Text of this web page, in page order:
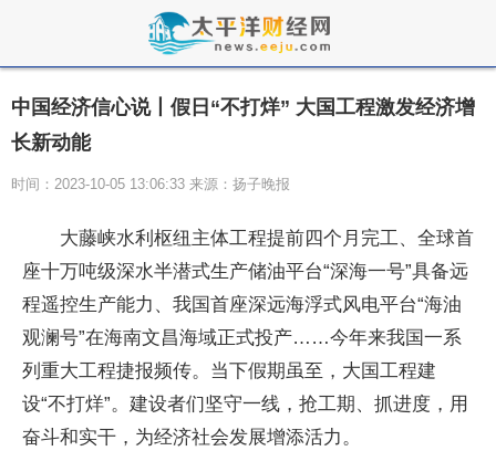
中国经济信心说丨假日“不打烊” 大国工程激发经济增
长新动能
时间：2023-10-05 13:06:33 来源：扬子晚报
大藤峡水利枢纽主体工程提前四个月完工、全球首
座十万吨级深水半潜式生产储油平台“深海一号”具备远
程遥控生产能力、我国首座深远海浮式风电平台“海油
观澜号”在海南文昌海域正式投产……今年来我国一系
列重大工程捷报频传。当下假期虽至，大国工程建
设“不打烊”。建设者们坚守一线，抢工期、抓进度，用
奋斗和实干，为经济社会发展增添活力。